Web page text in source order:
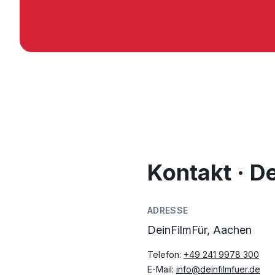
Kontakt ·
ADRESSE
DeinFilmFür, Aachen
Telefon: +49 241 9978 300
E-Mail: info@deinfilmfuer.de